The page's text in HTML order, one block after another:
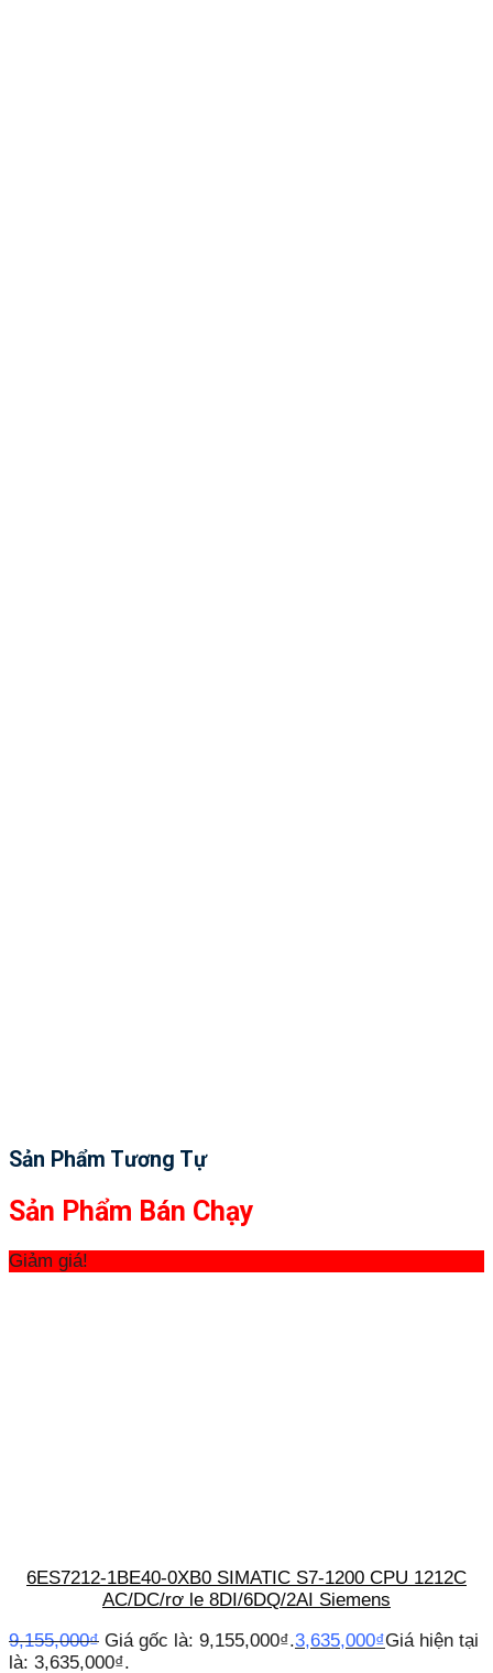
Sản Phẩm Tương Tự
Sản Phẩm Bán Chạy
Giảm giá!
6ES7212-1BE40-0XB0 SIMATIC S7-1200 CPU 1212C
AC/DC/rơ le 8DI/6DQ/2AI Siemens
9,155,000₫ Giá gốc là: 9,155,000₫.3,635,000₫Giá hiện tại
là: 3,635,000₫.